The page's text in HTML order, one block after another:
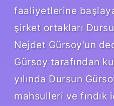
faaliyetlerine
şirket ortakları
Nejdet Gürsoy’un
Gürsoy tarafından
yılında Dursun
mahsulleri ve fındık